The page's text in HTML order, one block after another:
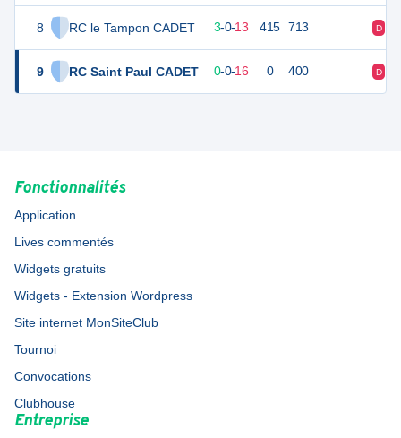
8 RC le Tampon CADET
9 RC Saint Paul CADET
16 16 3-0-13 415 713 D
-32 16 0-0-16 0 400 D
Fonctionnalités
Application
Lives commentés
Widgets gratuits
Widgets - Extension Wordpress
Site internet MonSiteClub
Tournoi
Convocations
Clubhouse
Entreprise